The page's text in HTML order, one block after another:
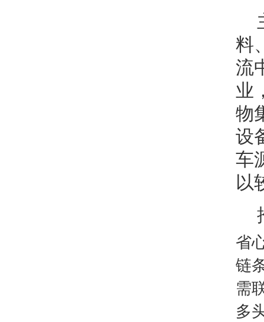
料
流
业
物
设
车
以
省
链
需
多